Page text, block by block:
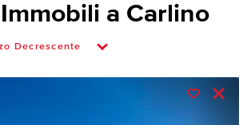
a Carlino